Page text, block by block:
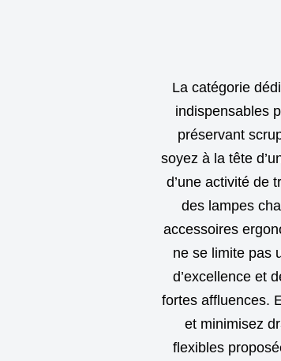
La catégorie
indispensables
préservant
soyez à la tête
d’une activité de
des lampes
accessoires
ne se limite pas
d’excellence et
fortes affluences.
et minimisez
flexibles